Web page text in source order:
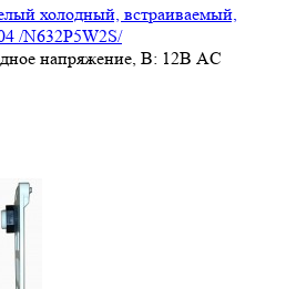
холодный, встраиваемый,
/N632P5W2S/
напряжение, В: 12В AC